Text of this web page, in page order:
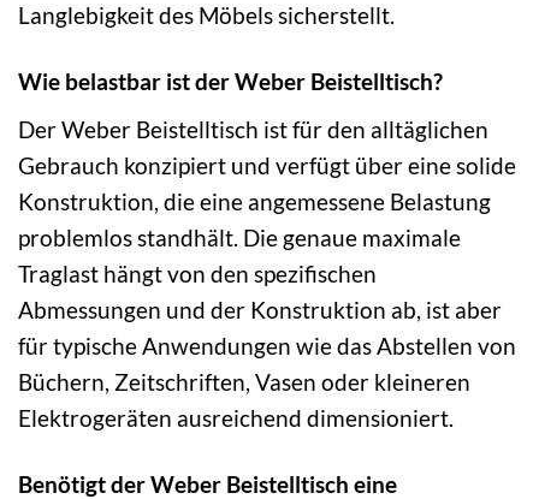
Langlebigkeit des Möbels sicherstellt.
Wie belastbar ist der Weber Beistelltisch?
Der Weber Beistelltisch ist für den alltäglichen
Gebrauch konzipiert und verfügt über eine solide
Konstruktion, die eine angemessene Belastung
problemlos standhält. Die genaue maximale
Traglast hängt von den spezifischen
Abmessungen und der Konstruktion ab, ist aber
für typische Anwendungen wie das Abstellen von
Büchern, Zeitschriften, Vasen oder kleineren
Elektrogeräten ausreichend dimensioniert.
Benötigt der Weber Beistelltisch eine